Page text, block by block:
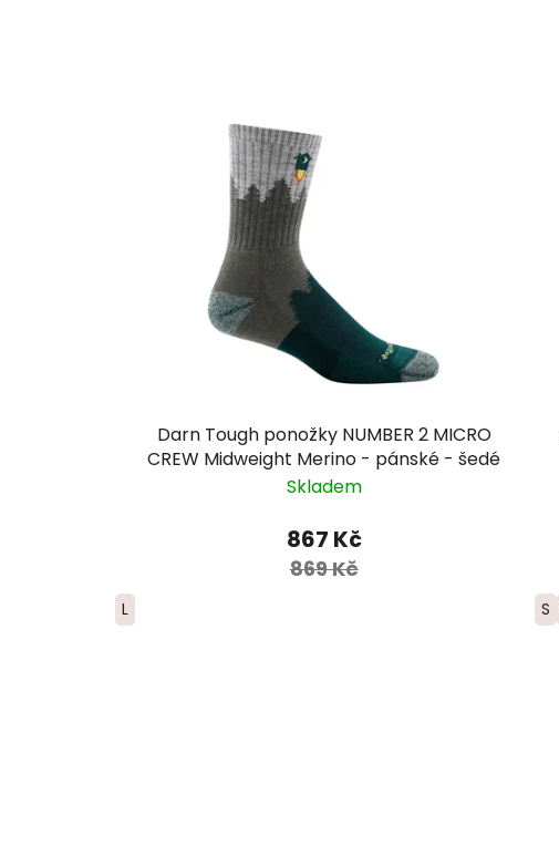
Darn Tough ponožky NUMBER 2 MICRO
CREW Midweight Merino - pánské - šedé
Skladem
867 Kč
869 Kč
L S